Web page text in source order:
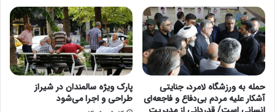
حمله به ورزشگاه لامرد، جنایتی
آشکار علیه مردم بی‌دفاع و فاجعه‌ای
پارک ویژه سالمندان در شیراز
طراحی و اجرا می‌شود